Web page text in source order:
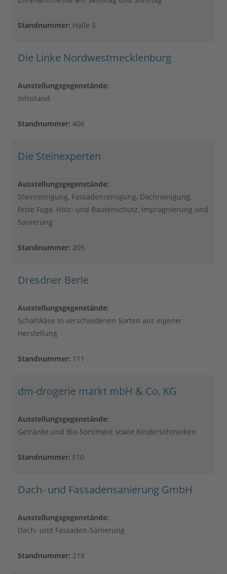
Standnummer: Halle 5
Die Linke Nordwestmecklenburg
Ausstellungsgegenstände:
Infostand
Standnummer: 406
Die Steinexperten
Ausstellungsgegenstände:
Steinreinigung, Fassadenreinigung, Dachreinigung,
feste Fuge, Holz- und Bautenschutz, Imprägnierung und
Sanierung
Standnummer: 205
Dresdner Berle
Ausstellungsgegenstände:
Schafskäse in verschiedenen Sorten aus eigener
Herstellung
Standnummer: 111
dm-drogerie markt mbH & Co. KG
Ausstellungsgegenstände:
Getränke und Bio-Sortiment sowie Kinderschminken
Standnummer: F10
Dach- und Fassadensanierung GmbH
Ausstellungsgegenstände:
Dach- und Fassaden-Sanierung
Standnummer: 218